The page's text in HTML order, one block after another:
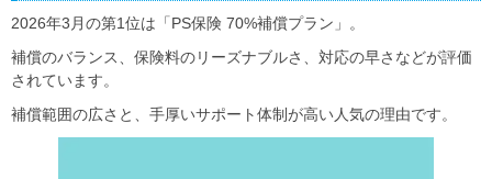
2026年3月の第1位は「PS保険 70%補償プラン」。
補償のバランス、保険料のリーズナブルさ、対応の早さなどが評価
されています。
補償範囲の広さと、手厚いサポート体制が高い人気の理由です。